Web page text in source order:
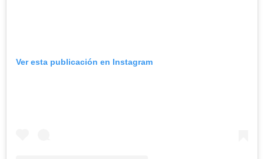
Ver esta publicación en Instagram